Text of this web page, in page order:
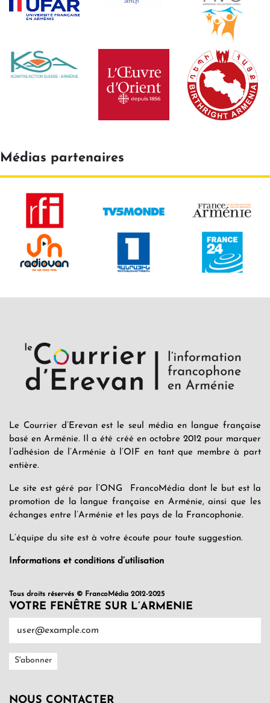
Médias partenaires
Le Courrier d’Erevan est le seul média en langue française
basé en Arménie. Il a été créé en octobre 2012 pour marquer
l’adhésion de l’Arménie à l’OIF en tant que membre à part
entière.
Le site est géré par l’ONG FrancoMédia dont le but est la
promotion de la langue française en Arménie, ainsi que les
échanges entre l’Arménie et les pays de la Francophonie.
L’équipe du site est à votre écoute pour toute suggestion.
Informations et conditions d’utilisation
Tous droits réservés © FrancoMédia 2012-2025
VOTRE FENÊTRE SUR L’ARMENIE
NOUS CONTACTER